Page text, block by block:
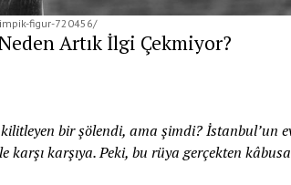
figur-720456/
Artık İlgi Çekmiyor?
bir şölendi, ama şimdi? İstanbul’un
karşıya. Peki, bu rüya gerçekten